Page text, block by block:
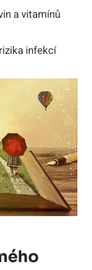
a vitamínů
infekcí